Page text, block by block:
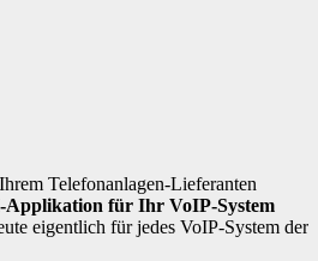
Telefonanlagen-Lieferanten
für Ihr VoIP-System
eigentlich für jedes VoIP-System der